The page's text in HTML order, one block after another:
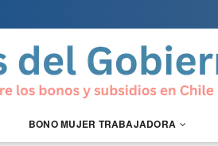
BONO MUJER TRABAJADORA